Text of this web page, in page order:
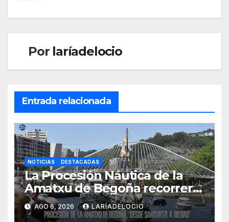
Por laríadelocio
Entrada relacionada
NOTICIAS DESTACADAS
La Procesión Náutica de la
Amatxu de Begoña recorrerá
la ría el 14 de agosto con siete
embarcaciones
AGO 6, 2026 LARÍADELOCIO